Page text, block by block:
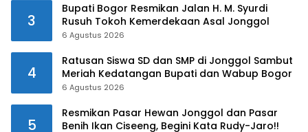
3
Bupati Bogor Resmikan Jalan H. M. Syurdi
Rusuh Tokoh Kemerdekaan Asal Jonggol
6 Agustus 2026
4
Ratusan Siswa SD dan SMP di Jonggol Sambut
Meriah Kedatangan Bupati dan Wabup Bogor
6 Agustus 2026
5
Resmikan Pasar Hewan Jonggol dan Pasar
Benih Ikan Ciseeng, Begini Kata Rudy-Jaro!!